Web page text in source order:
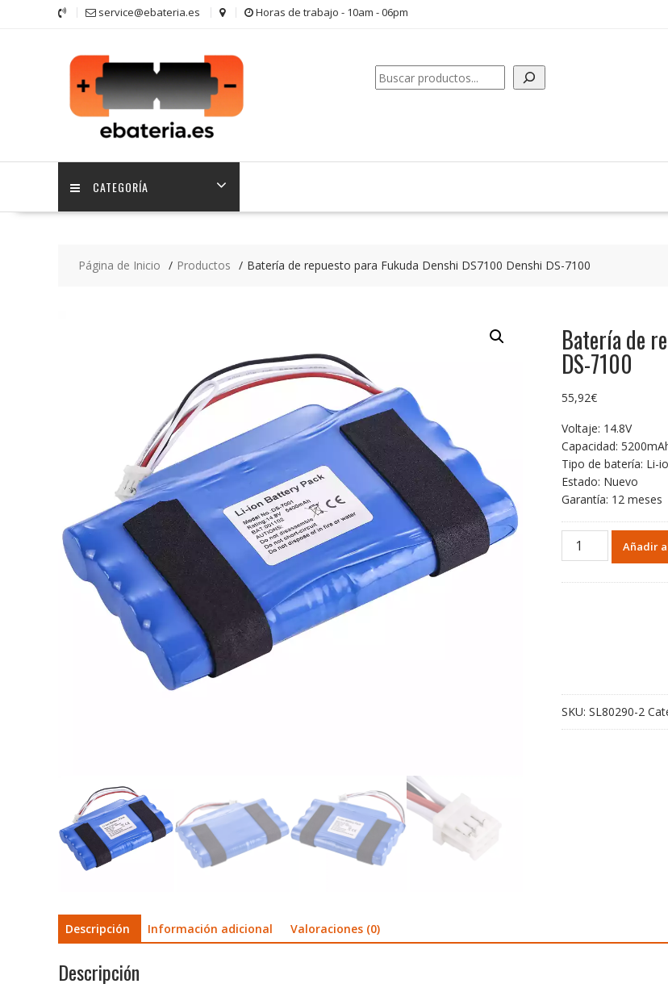
service@ebateria.es Horas de trabajo - 10am - 06pm
Buscar
CATEGORÍA
Página de Inicio Productos Batería de repuesto para Fukuda Denshi DS7100 Denshi DS-7100
Batería de
DS-7100
55,92€
Voltaje: 14.8V
Capacidad:
Tipo de batería: Li-
Estado: Nuevo
Garantía: 12 meses
Batería
7100
cantidad
Añadir
SKU: SL80290-2
Descripción Información adicional Valoraciones (0)
Descripción